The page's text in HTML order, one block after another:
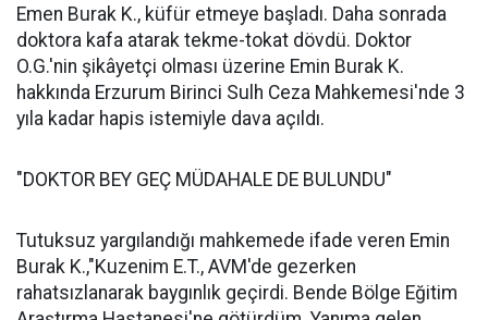
Emen Burak K., küfür etmeye başladı. Daha sonrada
doktora kafa atarak tekme-tokat dövdü. Doktor
O.G.'nin şikâyetçi olması üzerine Emin Burak K.
hakkında Erzurum Birinci Sulh Ceza Mahkemesi'nde 3
yıla kadar hapis istemiyle dava açıldı.
"DOKTOR BEY GEÇ MÜDAHALE DE BULUNDU"
Tutuksuz yargılandığı mahkemede ifade veren Emin
Burak K.,"Kuzenim E.T., AVM'de gezerken
rahatsızlanarak baygınlık geçirdi. Bende Bölge Eğitim